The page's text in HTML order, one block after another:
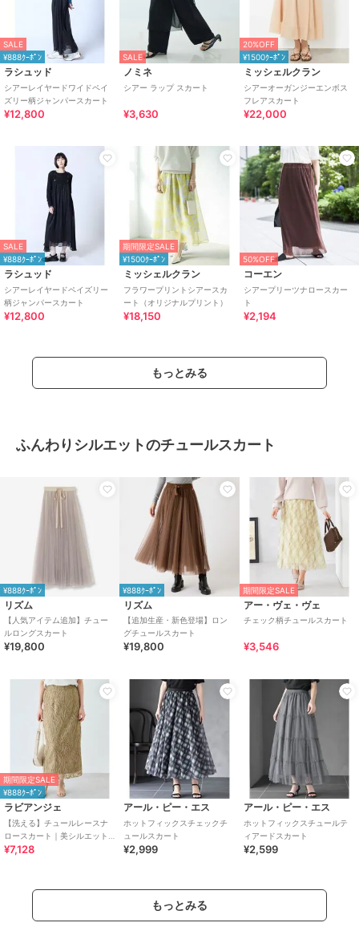
SALE
¥888ｸｰﾎﾟﾝ
ラシュッド
シアーレイヤードワイドペイ
ズリー柄ジャンパースカート
¥12,800
SALE
ノミネ
シアー ラップ スカート
¥3,630
20%OFF
¥1500ｸｰﾎﾟﾝ
ミッシェルクラン
シアーオーガンジーエンボス
フレアスカート
¥22,000
SALE
¥888ｸｰﾎﾟﾝ
ラシュッド
シアーレイヤードペイズリー
柄ジャンパースカート
¥12,800
期間限定SALE
¥1500ｸｰﾎﾟﾝ
ミッシェルクラン
フラワープリントシアースカ
ート（オリジナルプリント）
¥18,150
50%OFF
コーエン
シアープリーツナロースカー
ト
¥2,194
もっとみる
ふんわりシルエットのチュールスカート
¥888ｸｰﾎﾟﾝ
リズム
【人気アイテム追加】チュー
ルロングスカート
¥19,800
¥888ｸｰﾎﾟﾝ
リズム
【追加生産・新色登場】ロン
グチュールスカート
¥19,800
期間限定SALE
アー・ヴェ・ヴェ
チェック柄チュールスカート
¥3,546
期間限定SALE
¥888ｸｰﾎﾟﾝ
ラビアンジェ
【洗える】チュールレースナ
ロースカート｜美シルエット/
レーススカート / セットアップ
¥7,128
アール・ピー・エス
ホットフィックスチェックチ
ュールスカート
¥2,999
アール・ピー・エス
ホットフィックスチュールテ
ィアードスカート
¥2,599
もっとみる